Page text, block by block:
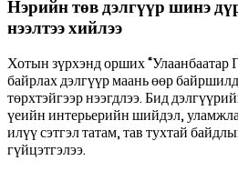
Нэрийн төв дэлгүүр шинэ
нээлтээ хийлээ
Хотын зүрхэнд орших “Улаанбаатар
байрлах дэлгүүр маань өөр
төрхтэйгээр нээгдлээ. Бид
үеийн интерьерийн шийдэл,
илүү сэтгэл татам, тав тухтай
гүйцэтгэлээ.